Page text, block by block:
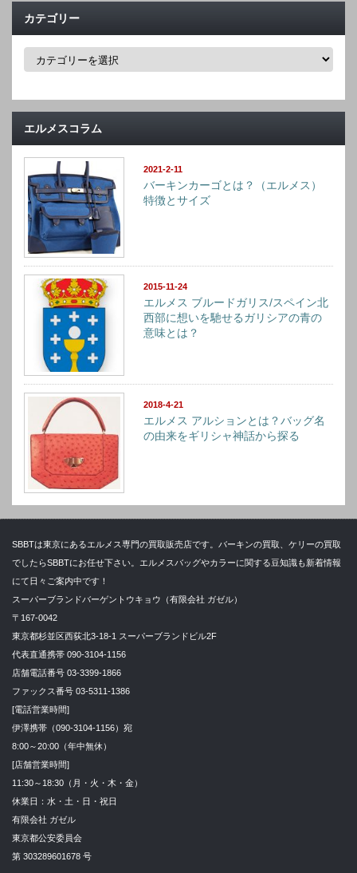
カテゴリー
カ
ー
エルメスコラム
2021-2-11
バーキンカーゴとは？（エルメス）
特徴とサイズ
2015-11-24
エルメス ブルードガリス/スペイン北
西部に想いを馳せるガリシアの青の
意味とは？
2018-4-21
エルメス アルションとは？バッグ名
の由来をギリシャ神話から探る
SBBTは東京にあるエルメス専門の買取販売店です。バーキンの買取、ケリーの買取
でしたらSBBTにお任せ下さい。エルメスバッグやカラーに関する豆知識も新着情報
にて日々ご案内中です！
スーパーブランドバーゲントウキョウ（有限会社 ガゼル）
〒167-0042
東京都杉並区西荻北3-18-1 スーパーブランドビル2F
代表直通携帯 090-3104-1156
店舗電話番号 03-3399-1866
ファックス番号 03-5311-1386
[電話営業時間]
伊澤携帯（090-3104-1156）宛
8:00～20:00（年中無休）
[店舗営業時間]
11:30～18:30（月・火・木・金）
休業日：水・土・日・祝日
有限会社 ガゼル
東京都公安委員会
第 303289601678 号